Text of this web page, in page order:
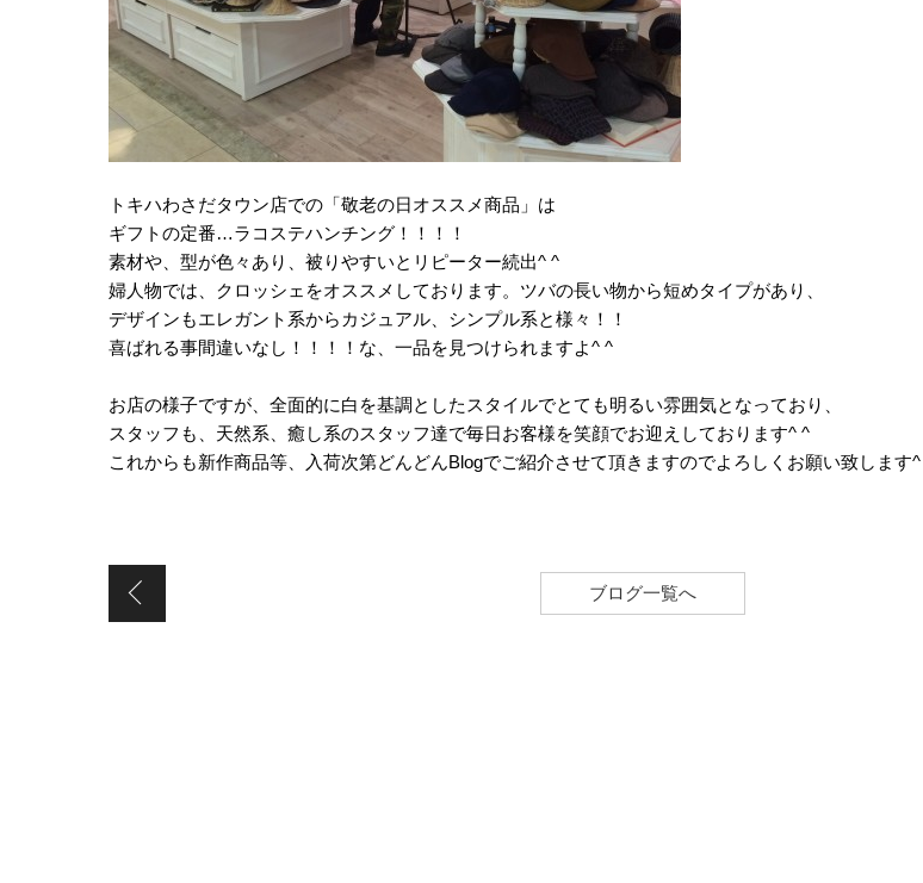
トキハわさだタウン店での「敬老の日オススメ商品」は
ギフトの定番…ラコステハンチング！！！！
素材や、型が色々あり、被りやすいとリピーター続出^ ^
婦人物では、クロッシェをオススメしております。ツバの長い物から短めタイプがあり、
デザインもエレガント系からカジュアル、シンプル系と様々！！
喜ばれる事間違いなし！！！！な、一品を見つけられますよ^ ^
お店の様子ですが、全面的に白を基調としたスタイルでとても明るい雰囲気となっており、
スタッフも、天然系、癒し系のスタッフ達で毎日お客様を笑顔でお迎えしております^ ^
これからも新作商品等、入荷次第どんどんBlogでご紹介させて頂きますのでよろしくお願い致します
ブログ一覧へ